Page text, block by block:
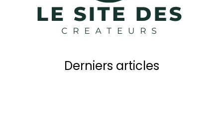
Derniers articles